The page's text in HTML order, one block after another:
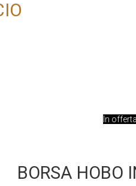
In
BORSA HOBO